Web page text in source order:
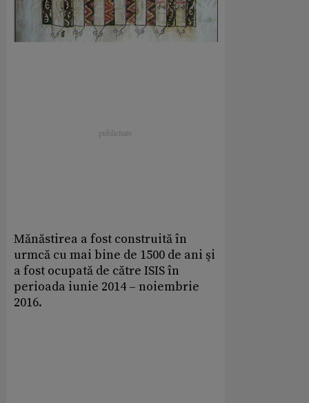
Mănăstirea a fost construită în
urmcă cu mai bine de 1500 de ani şi
a fost ocupată de către ISIS în
perioada iunie 2014 – noiembrie
2016.